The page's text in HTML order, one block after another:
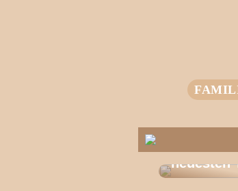
Stil –
neuesten